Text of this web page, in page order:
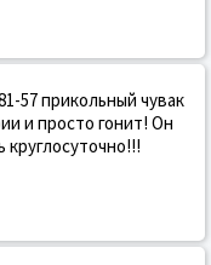
57 прикольный чувак
и просто гонит! Он